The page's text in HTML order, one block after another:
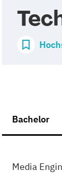
Bachelor
Media